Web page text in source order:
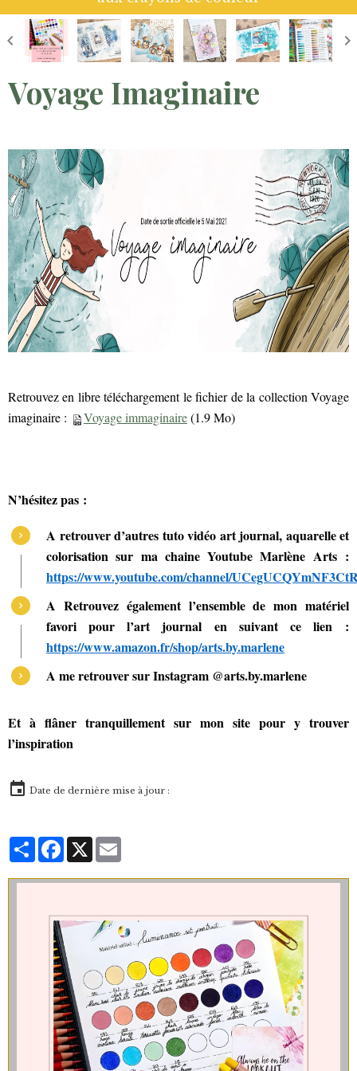
Voyage Imaginaire
Retrouvez en libre téléchargement le fichier de la collection Voyage
imaginaire :
Voyage immaginaire(1.9 Mo)
N’hésitez pas :
A retrouver d’autres tuto vidéo art journal, aquarelle et
colorisation sur ma chaine Youtube Marlène Arts :
https://www.youtube.com/channel/
A Retrouvez également l’ensemble de mon matériel
favori pour l’art journal en suivant ce lien :
https://www.amazon.fr/shop/arts.by.marlene
A me retrouver sur Instagram @arts.by.marlene
Et à flâner tranquillement sur mon site pour y trouver
l’inspiration
Date de dernière mise à jour :
PartagerFacebook
X